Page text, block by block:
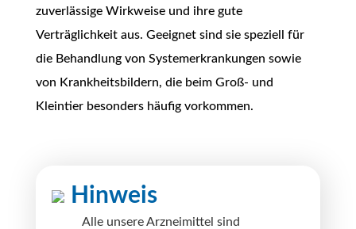
zuverlässige Wirkweise und ihre gute
Verträglichkeit aus. Geeignet sind sie speziell für
die Behandlung von Systemerkrankungen sowie
von Krankheitsbildern, die beim Groß- und
Kleintier besonders häufig vorkommen.
Hinweis
Alle unsere Arzneimittel sind